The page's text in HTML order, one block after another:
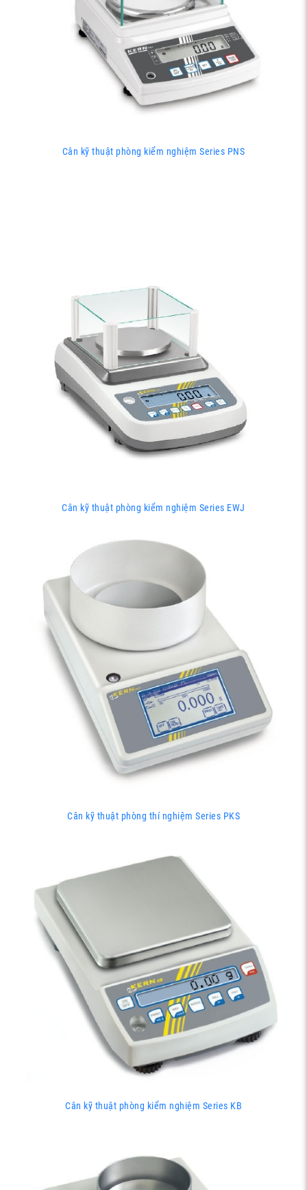
Cân kỹ thuật phòng kiểm nghiệm Series PNS
Cân kỹ thuật phòng kiểm nghiệm Series EWJ
Cân kỹ thuật phòng thí nghiệm Series PKS
Cân kỹ thuật phòng kiểm nghiệm Series KB